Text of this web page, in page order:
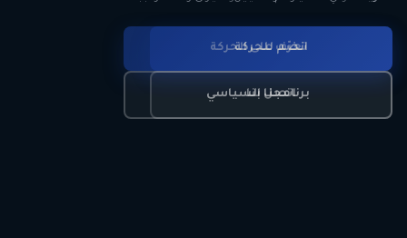
تعرّف على الحركة
برنامجنا السياسي
انضم للحركة
اتصل بنا